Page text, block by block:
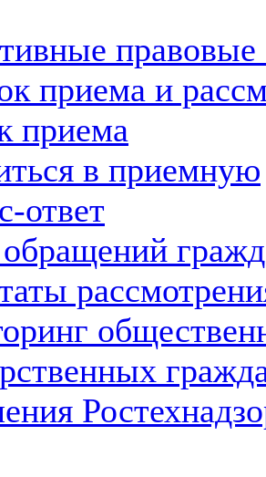
правовые
приема и
приема
в приемную
ответ